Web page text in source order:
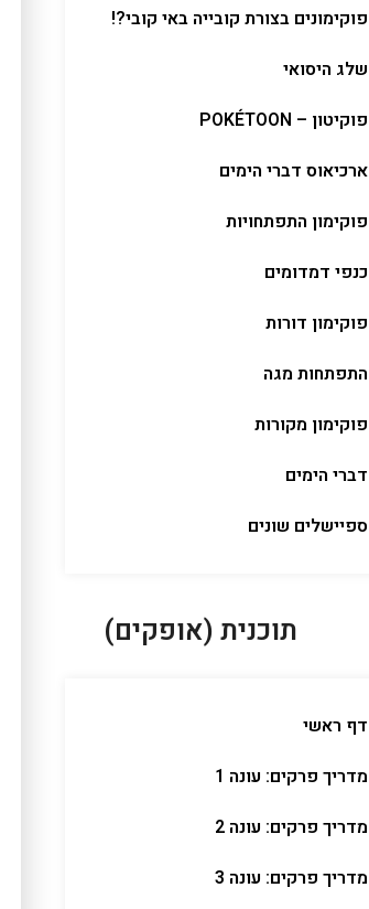
פוקימונים בצורת קובייה באי קובי?!
שלג היסואי
פוקיטון – POKÉTOON
ארכיאוס דברי הימים
פוקימון התפתחויות
כנפי דמדומים
פוקימון דורות
התפתחות מגה
פוקימון מקורות
דברי הימים
ספיישלים שונים
תוכנית (אופקים)
דף ראשי
מדריך פרקים: עונה 1
מדריך פרקים: עונה 2
מדריך פרקים: עונה 3